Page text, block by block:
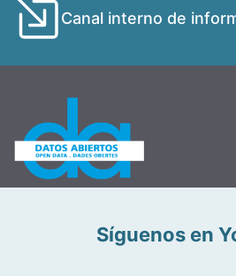
Canal interno de
Síguenos en